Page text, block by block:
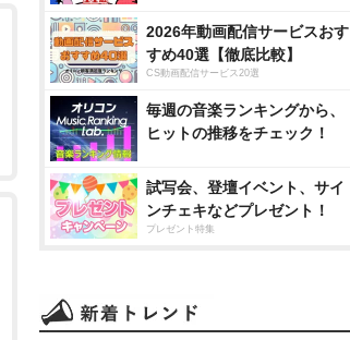
2026年動画配信サービスおす
すめ40選【徹底比較】
CS動画配信サービス20選
毎週の音楽ランキングから、
ヒットの推移をチェック！
試写会、登壇イベント、サイ
ンチェキなどプレゼント！
プレゼント特集